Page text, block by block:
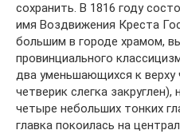
сохранить. В 1816 году
имя Воздвижения Креста
большим в городе храмом,
провинциального
два уменьшающихся к верху
четверик слегка
четыре небольших тонких
главка покоилась на